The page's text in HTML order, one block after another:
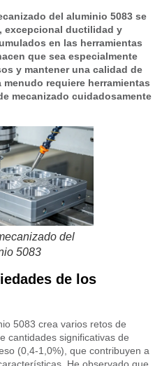
del aluminio 5083 se
excepcional ductilidad y
en las herramientas
que sea especialmente
y mantener una calidad de
requiere herramientas
mecanizado cuidadosamente
del
5083
de los
5083 crea varios retos de
cantidades significativas de
(0,4-1,0%), que contribuyen a